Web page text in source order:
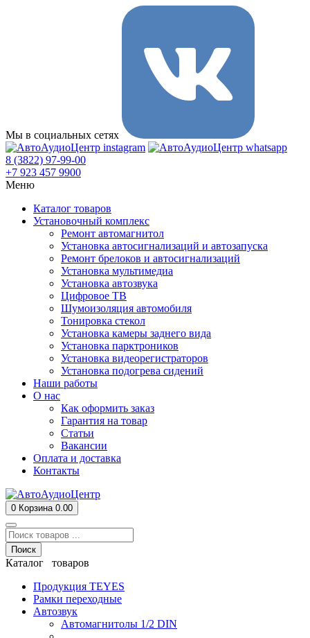
Мы в социальных сетях
8 (3822) 97-99-00
+7 923 457 9900
Меню
Каталог товаров
Установочный комплекс
Ремонт автомагнитол
Установка автосигнализаций и автозапуска
Ремонт брелоков и автосигнализаций
Установка мультимедиа
Установка автозвука
Цифровое ТВ
Шумоизоляция автомобиля
Тонировка стекол
Установка камеры заднего вида
Установка парктроников
Установка видеорегистраторов
Установка подогрева сидений
Наши работы
О нас
Как оформить заказ
Гарантия на товар
Статьи
Вакансии
Оплата и доставка
Контакты
0 Корзина 0.00
Поиск
Каталог товаров
Продукция TEYES
Рамки переходные
Автозвук
Автомагнитолы 1/2 DIN